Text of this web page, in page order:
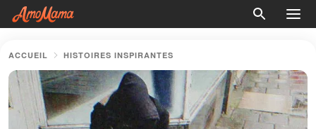
ACCUEIL HISTOIRES INSPIRANTES